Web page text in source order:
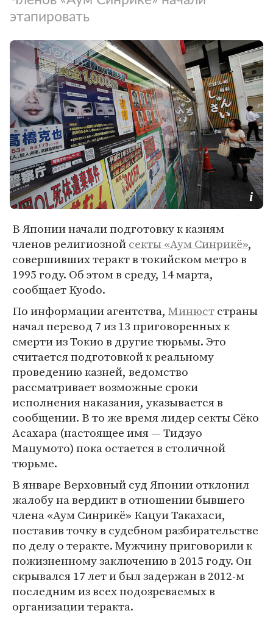
этапировать
В Японии начали подготовку к казням
членов религиознойсекты «Аум Синрикё»,
совершивших теракт в токийском метро в
1995 году. Об этом в среду, 14 марта,
сообщает Kyodo.
По информации агентства, Минюстстраны
начал перевод 7 из 13 приговоренных к
смерти из Токио в другие тюрьмы. Это
считается подготовкой к реальному
проведению казней, ведомство
рассматривает возможные сроки
исполнения наказания, указывается в
сообщении. В то же время лидер секты Сёко
Асахара (настоящее имя — Тидзуо
Мацумото) пока остается в столичной
тюрьме.
В январе Верховный суд Японии отклонил
жалобу на вердикт в отношении бывшего
члена «Аум Синрикё» Кацуи Такахаси,
поставив точку в судебном разбирательстве
по делу о теракте. Мужчину приговорили к
пожизненному заключению в 2015 году. Он
скрывался 17 лет и был задержан в 2012-м
последним из всех подозреваемых в
организации теракта.